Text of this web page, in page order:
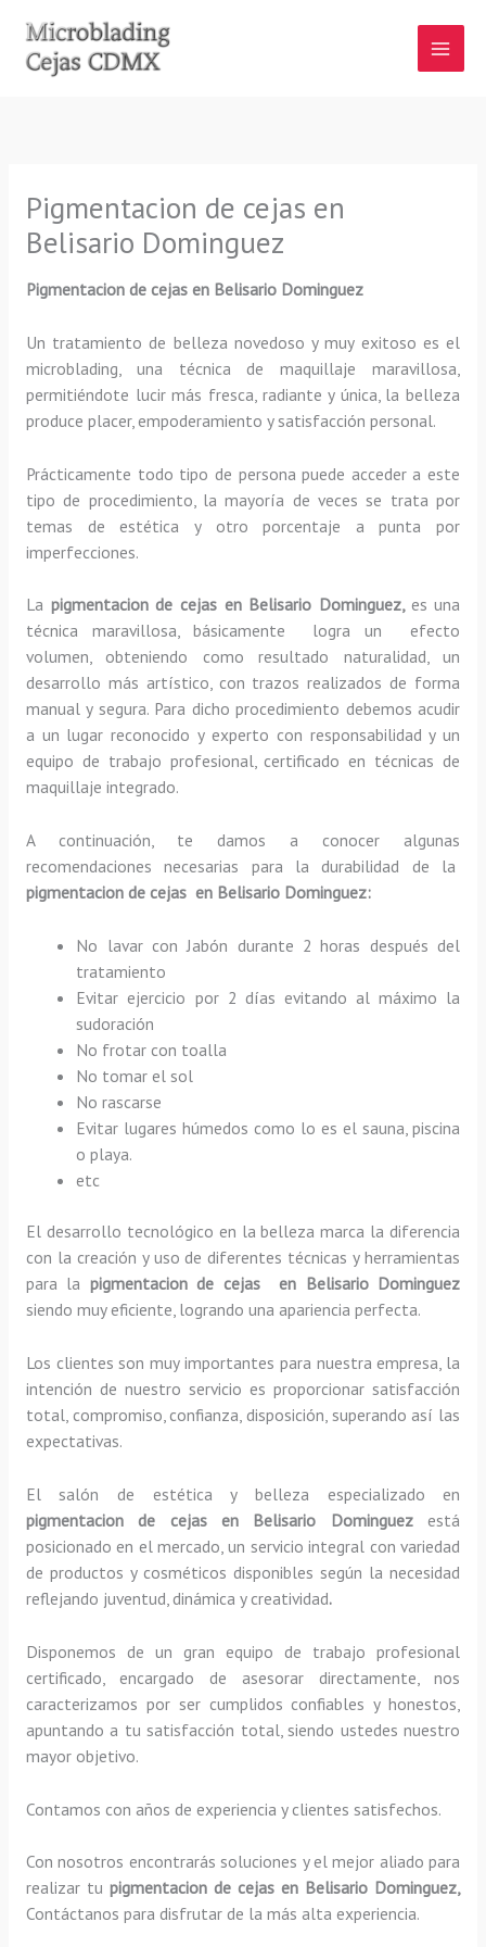
contenido
Pigmentacion de cejas en
Belisario Dominguez
Pigmentacion de cejas en Belisario Dominguez
Un tratamiento de belleza novedoso y muy exitoso es el
microblading, una técnica de maquillaje maravillosa,
permitiéndote lucir más fresca, radiante y única, la belleza
produce placer, empoderamiento y satisfacción personal.
Prácticamente todo tipo de persona puede acceder a este
tipo de procedimiento, la mayoría de veces se trata por
temas de estética y otro porcentaje a punta por
imperfecciones.
La pigmentacion de cejas en Belisario Dominguez, es una
técnica maravillosa, básicamente
logra un efecto
volumen, obteniendo como resultado naturalidad, un
desarrollo más artístico, con trazos realizados de forma
manual y segura. Para dicho procedimiento debemos acudir
a un lugar reconocido y experto con responsabilidad y un
equipo de trabajo profesional, certificado en técnicas de
maquillaje integrado.
A continuación, te damos a conocer algunas
recomendaciones necesarias para la durabilidad de la
pigmentacion de cejas en Belisario Dominguez:
No lavar con Jabón durante 2 horas después del
tratamiento
Evitar ejercicio por 2 días evitando al máximo la
sudoración
No frotar con toalla
No tomar el sol
No rascarse
Evitar lugares húmedos como lo es el sauna, piscina
o playa.
etc
El desarrollo tecnológico en la belleza marca la diferencia
con la creación y uso de diferentes técnicas y herramientas
para la pigmentacion de cejas en Belisario Dominguez
siendo muy eficiente, logrando una apariencia perfecta.
Los clientes son muy importantes para nuestra empresa, la
intención de nuestro servicio es proporcionar satisfacción
total, compromiso, confianza, disposición, superando así las
expectativas.
El salón de estética y belleza especializado en
pigmentacion de cejas en Belisario Dominguezestá
posicionado en el mercado, un servicio integral con variedad
de productos y cosméticos disponibles según la necesidad
reflejando juventud, dinámica y creatividad.
Disponemos de un gran equipo de trabajo profesional
certificado, encargado de asesorar directamente, nos
caracterizamos por ser cumplidos confiables y honestos,
apuntando a tu satisfacción total, siendo ustedes nuestro
mayor objetivo.
Contamos con años de experiencia y clientes satisfechos.
Con nosotros encontrarás soluciones y el mejor aliado para
realizar tu pigmentacion de cejas en Belisario Dominguez,
Contáctanos para disfrutar de la más alta experiencia.